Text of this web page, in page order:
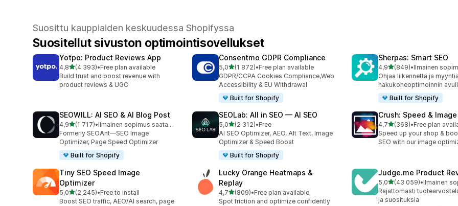
Suosittu kauppiaiden keskuudessa Shopifyssa
Suositellut sivuston optimointisovellukset
Yotpo: Product Reviews App
4,8/ 5 tähteä
(4 393)
4393 arvostelua yhteensä
•Free plan available
Build trust and boost revenue with
product reviews & UGC
Consentmo GDPR Compliance
5,0/ 5 tähteä
(1 872)
1872 arvostelua yhteensä
•Free plan available
GDPR/CCPA Cookies Compliance,Web
Accessibility & EU Withdrawal
Built for Shopify
Sherpas: Smart SEO
4,9/ 5 tähteä
(849)
849 arvostelua yhteensä
•
Ohjaa liikennettä ja myyntiä
hakukoneoptimoinnin
Built for Shopify
SEOWILL: AI SEO & AI Blog Post
4,9/ 5 tähteä
(1 717)
1717 arvostelua yhteensä
•
Ilmainen sopimus saatavilla
Formerly SEOAnt—SEO Image
Optimizer, Page Speed Optimizer
Built for Shopify
SEOLab: All in SEO — AI SEO
5,0/ 5 tähteä
(2 312)
2312 arvostelua yhteensä
•Free
AI SEO Optimizer, AEO, Alt Text, Image
Optimizer & Speed Boost
Built for Shopify
Crush: Speed &
4,7/ 5 tähteä
(368)
368 arvostelua yhteensä
•Free plan
Speed up your shop &
SEO with our image
Tiny SEO Speed Image
Optimizer
5,0/ 5 tähteä
(2 245)
2245 arvostelua yhteensä
•Free to install
Boost SEO traffic, AEO/AI search, page
Lucky Orange Heatmaps &
Replay
4,7/ 5 tähteä
(809)
809 arvostelua yhteensä
•Free plan available
Spot friction and optimize confidently
Judge.me Product
5,0/ 5 tähteä
(43 059)
43059 arvostelua
•
Rajattomasti
ja suosituksia